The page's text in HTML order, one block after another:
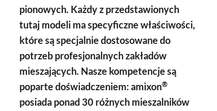
pionowych. Każdy z przedstawionych
tutaj modeli ma specyficzne właściwości,
które są specjalnie dostosowane do
potrzeb profesjonalnych zakładów
mieszających. Nasze kompetencje są
poparte doświadczeniem: amixon®
posiada ponad 30 różnych mieszalników